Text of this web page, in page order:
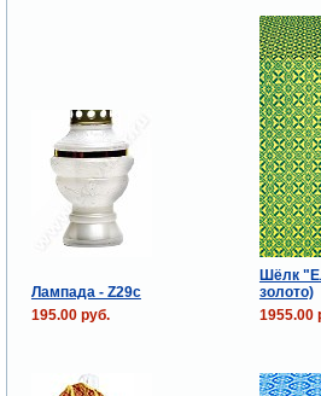
Лампада - Z29c
Шёлк
золото)
195.00 руб.
1955.00